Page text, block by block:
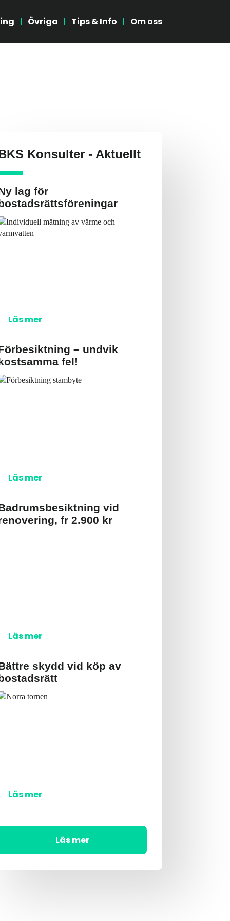
Övriga Tips & Info Om oss
Konsulter - Aktuellt
lag för
Läs mer
– undvik
fel!
Läs mer
vid
fr 2.900 kr
Läs mer
skydd vid köp av
Läs mer
Läs mer